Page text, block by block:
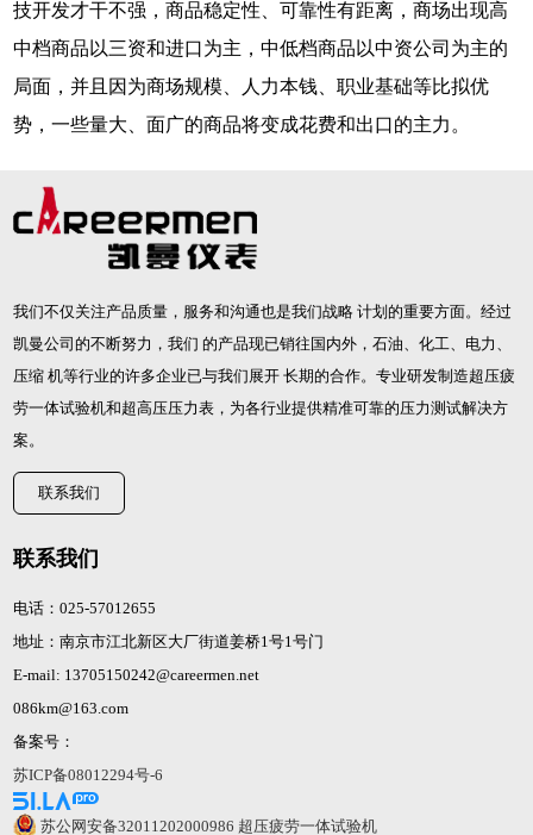
技开发才干不强，商品稳定性、可靠性有距离，商场出现高
中档商品以三资和进口为主，中低档商品以中资公司为主的
局面，并且因为商场规模、人力本钱、职业基础等比拟优
势，一些量大、面广的商品将变成花费和出口的主力。
我们不仅关注产品质量，服务和沟通也是我们战略 计划的重要方面。经过
凯曼公司的不断努力，我们 的产品现已销往国内外，石油、化工、电力、
压缩 机等行业的许多企业已与我们展开 长期的合作。专业研发制造超压疲
劳一体试验机和超高压压力表 ，为各行业提供精准可靠的压力测试解决方
案。
联系我们
联系我们
电话：025-57012655
地址：南京市江北新区大厂街道姜桥1号1号门
E-mail: 13705150242@careermen.net
086km@163.com
备案号：
苏ICP备08012294号-6
苏公网安备32011202000986 超压疲劳一体试验机